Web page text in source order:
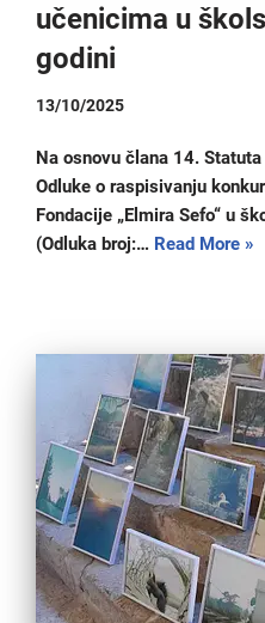
učenicima u
godini
13/10/2025
Na osnovu člana 14. Statuta
Odluke o raspisivanju
Fondacije „Elmira Sefo“ u
(Odluka broj:… Read More »